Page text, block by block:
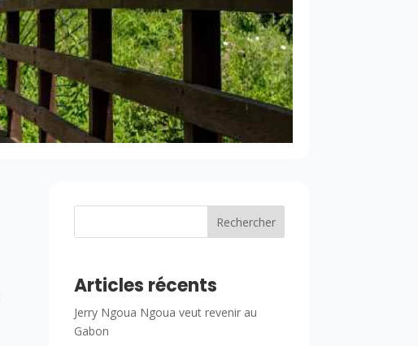
Rechercher
Articles récents
Jerry Ngoua Ngoua veut revenir au
Gabon